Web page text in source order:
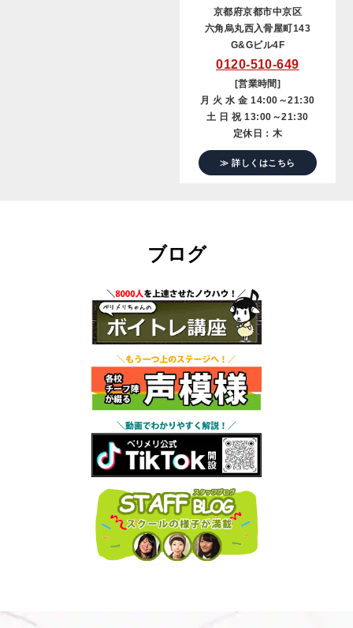
京都府京都市中京区
六角烏丸西入骨屋町143
G&Gビル4F
0120-510-649
[営業時間]
月 火 水 金 14:00～21:30
土 日 祝 13:00～21:30
定休日：木
≫ 詳しくはこちら
ブログ